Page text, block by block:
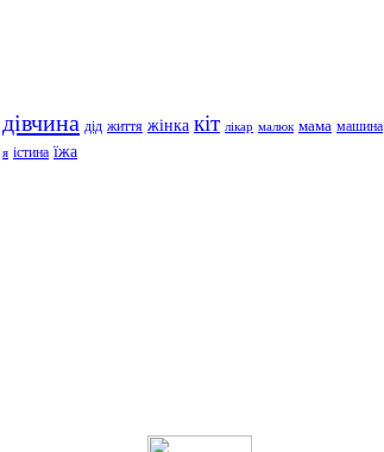
дівчина дід життя жінка кіт лікар малюк мама машина
я істина їжа